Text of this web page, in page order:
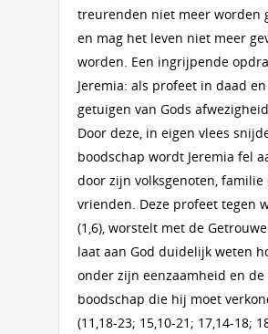
treurenden niet meer worden
en mag het leven niet meer
worden. Een ingrijpende
Jeremia: als profeet in daad
getuigen van Gods
Door deze, in eigen vlees
boodschap wordt Jeremia fel
door zijn volksgenoten, familie
vrienden. Deze profeet tegen
(1,6), worstelt met de
laat aan God duidelijk weten
onder zijn eenzaamheid en de
boodschap die hij moet
(11,18-23; 15,10-21; 17,14-18;